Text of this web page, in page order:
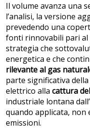
Il volume avanza una
l’analisi, la versione
prevedendo una
fonti rinnovabili pari al
strategia che
energetica e che
rilevante al gas
parte significativa
elettrico alla cattura
industriale lontana
quando applicata,
emissioni.